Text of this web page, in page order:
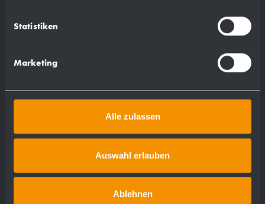
Statistiken
Marketing
Alle zulassen
Auswahl erlauben
Ablehnen